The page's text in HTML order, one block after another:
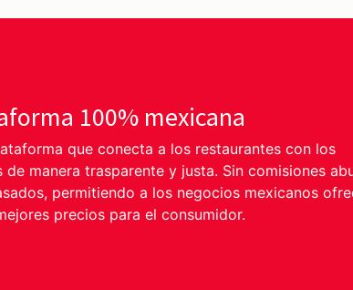
100% mexicana
que conecta a los restaurantes con los
de manera trasparente y justa. Sin comisiones
permitiendo a los negocios mexicanos
precios para el consumidor.